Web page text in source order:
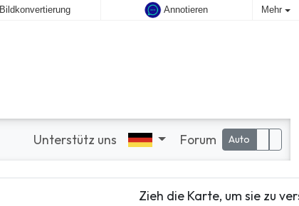
Bildkonvertierung Annotieren Mehr
Unterstütz uns Forum Auto
Zieh die Karte, um sie zu